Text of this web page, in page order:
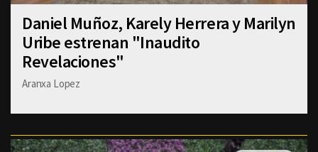
Daniel Muñoz, Karely Herrera y Marilyn
Uribe estrenan "Inaudito
Revelaciones"
Aranxa Lopez